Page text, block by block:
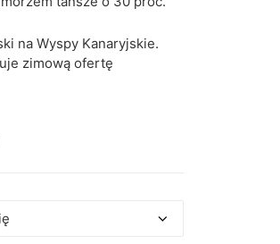
na Wyspy Kanaryjskie.
zimową ofertę